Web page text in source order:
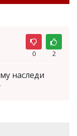
0 2
наследи